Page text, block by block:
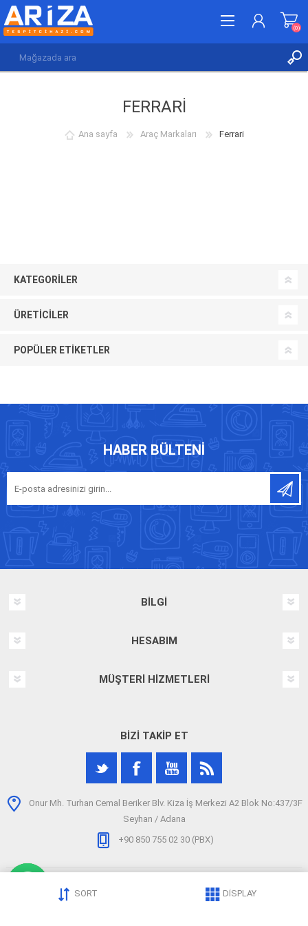
(0)
FERRARI
Ana sayfa Araç Markaları Ferrari
KATEGORILER
ÜRETICILER
POPÜLER ETIKETLER
HABER BÜLTENI
BILGI
HESABIM
MÜŞTERI HIZMETLERI
BIZI TAKIP ET
Onur Mh. Turhan Cemal Beriker Blv. Kiza İş Merkezi A2 Blok No:437/3F
Seyhan / Adana
+90 850 755 02 30 (PBX)
Telif hakkı © 2026 arizatespitcihazi.com. Tüm hakları saklıdır.
SORT DISPLAY